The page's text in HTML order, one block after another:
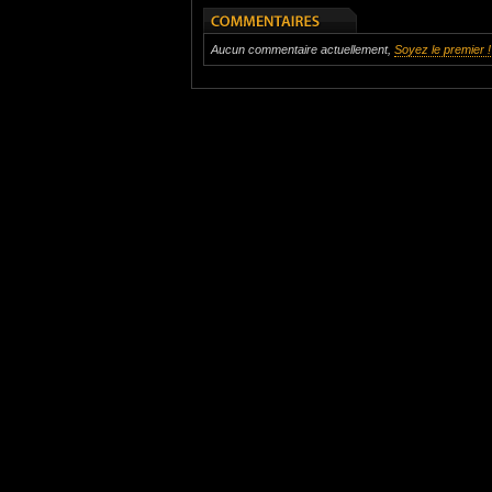
Aucun commentaire actuellement, Soyez le premier !